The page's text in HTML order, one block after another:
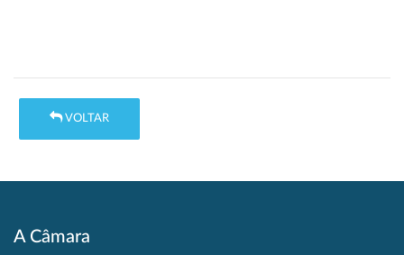
VOLTAR
A Câmara